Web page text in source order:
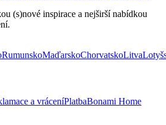
(s)nové inspirace a nejširší nabídkou
RumunskoMaďarskoChorvatskoLitva
a vráceníPlatbaBonami Home